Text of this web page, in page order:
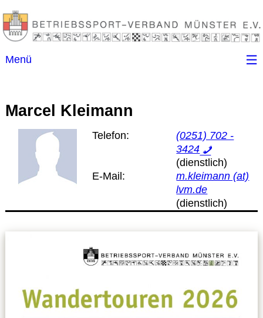
Menü
Kontakt
Ansprechpartner
Datenschutzerklärung
Marcel Kleimann
Telefon:
(0251) 702 -
3424
E-Mail:
m.kleimann (at)
lvm.de